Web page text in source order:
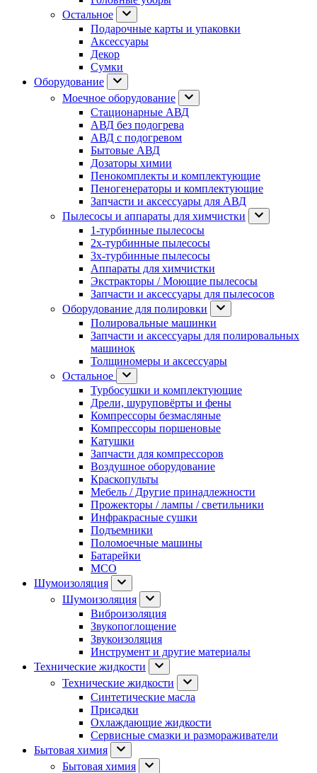
Остальное
Подарочные карты и упаковки
Аксессуары
Декор
Сумки
Оборудование
Моечное оборудование
Стационарные АВД
АВД без подогрева
АВД с подогревом
Бытовые АВД
Дозаторы химии
Пенокомплекты и комплектующие
Пеногенераторы и комплектующие
Запчасти и аксессуары для АВД
Пылесосы и аппараты для химчистки
1-турбинные пылесосы
2х-турбинные пылесосы
3х-турбинные пылесосы
Аппараты для химчистки
Экстракторы / Моющие пылесосы
Запчасти и аксессуары для пылесосов
Оборудование для полировки
Полировальные машинки
Запчасти и аксессуары для полировальных
машинок
Толщиномеры и аксессуары
Остальное
Турбосушки и комплектующие
Дрели, шуруповёрты и фены
Компрессоры безмасляные
Компрессоры поршеновые
Катушки
Запчасти для компрессоров
Воздушное оборудование
Краскопульты
Мебель / Другие принадлежности
Прожекторы / лампы / светильники
Инфракрасные сушки
Подъемники
Поломоечные машины
Батарейки
МСО
Шумоизоляция
Шумоизоляция
Виброизоляция
Звукопоглощение
Звукоизоляция
Инструмент и другие материалы
Технические жидкости
Технические жидкости
Синтетические масла
Присадки
Охлаждающие жидкости
Сервисные смазки и размораживатели
Бытовая химия
Бытовая химия